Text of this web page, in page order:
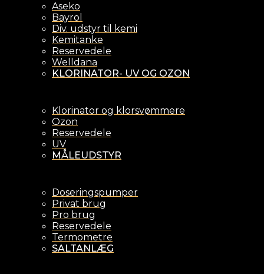
Aseko
Bayrol
Div. udstyr til kemi
Kemitanke
Reservedele
Welldana
KLORINATOR- UV OG OZON
Klorinator og klorsvømmere
Ozon
Reservedele
UV
MÅLEUDSTYR
Doseringspumper
Privat brug
Pro brug
Reservedele
Termometre
SALTANLÆG